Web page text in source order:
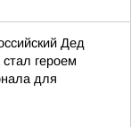
Дед
героем
для